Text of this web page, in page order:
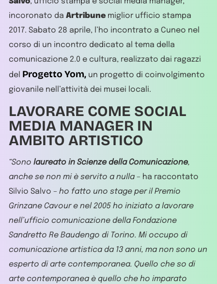
incoronato da Artribune miglior ufficio stampa
2017. Sabato 28 aprile, l’ho incontrato a Cuneo nel
corso di un incontro dedicato al tema della
comunicazione 2.0 e cultura, realizzato dai ragazzi
del Progetto Yom, un progetto di coinvolgimento
giovanile nell’attività dei musei locali.
LAVORARE COME SOCIAL
MEDIA MANAGER IN
AMBITO ARTISTICO
“Sono laureato in Scienze della Comunicazione,
anche se non mi è servito a nulla – ha raccontato
Silvio Salvo – ho fatto uno stage per il Premio
Grinzane Cavour e nel 2005 ho iniziato a lavorare
nell’ufficio comunicazione della Fondazione
Sandretto Re Baudengo di Torino. Mi occupo di
comunicazione artistica da 13 anni, ma non sono un
esperto di arte contemporanea. Quello che so di
arte contemporanea è quello che ho imparato